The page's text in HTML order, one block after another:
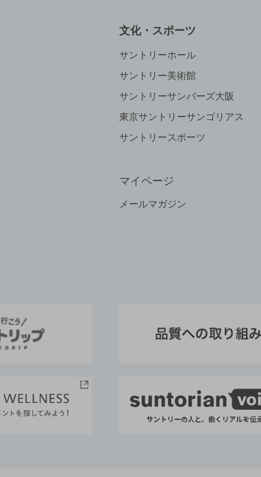
文化・スポーツ
サントリーホール
サントリー美術館
サントリーサンバーズ大阪
東京サントリーサンゴリアス
サントリースポーツ
マイページ
メールマガジン